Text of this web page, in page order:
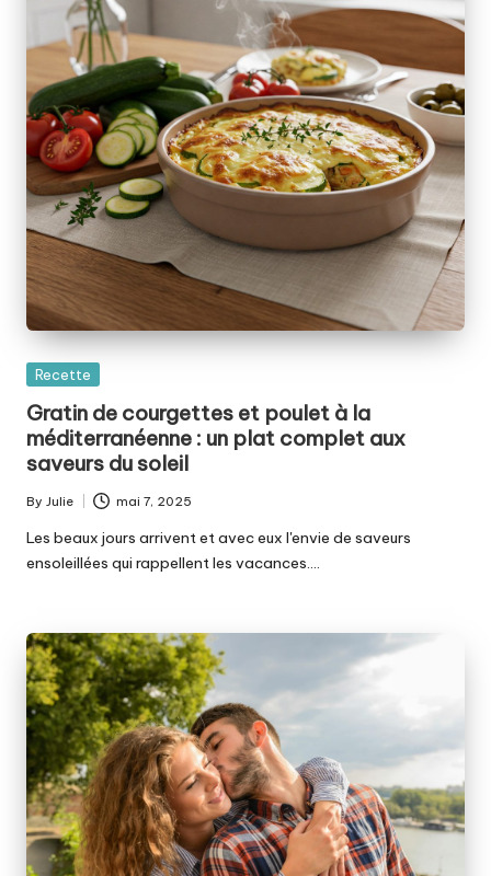
Posted
Recette
Gratin de courgettes et poulet à la
méditerranéenne : un plat complet aux
saveurs du soleil
Posted
by
By Julie mai 7, 2025
Les beaux jours arrivent et avec eux l'envie de saveurs
ensoleillées qui rappellent les vacances.…